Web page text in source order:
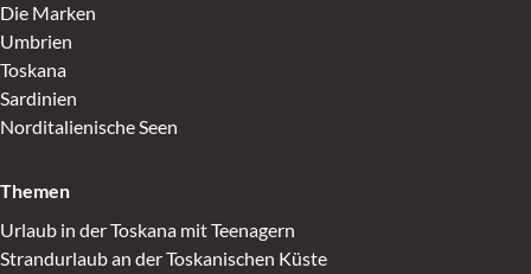
Die Marken
Umbrien
Toskana
Sardinien
Norditalienische Seen
Themen
Urlaub in der Toskana mit Teenagern
Strandurlaub an der Toskanischen Küste